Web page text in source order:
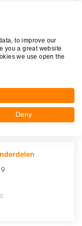
to improve our
you a great website
we use open the
Deny